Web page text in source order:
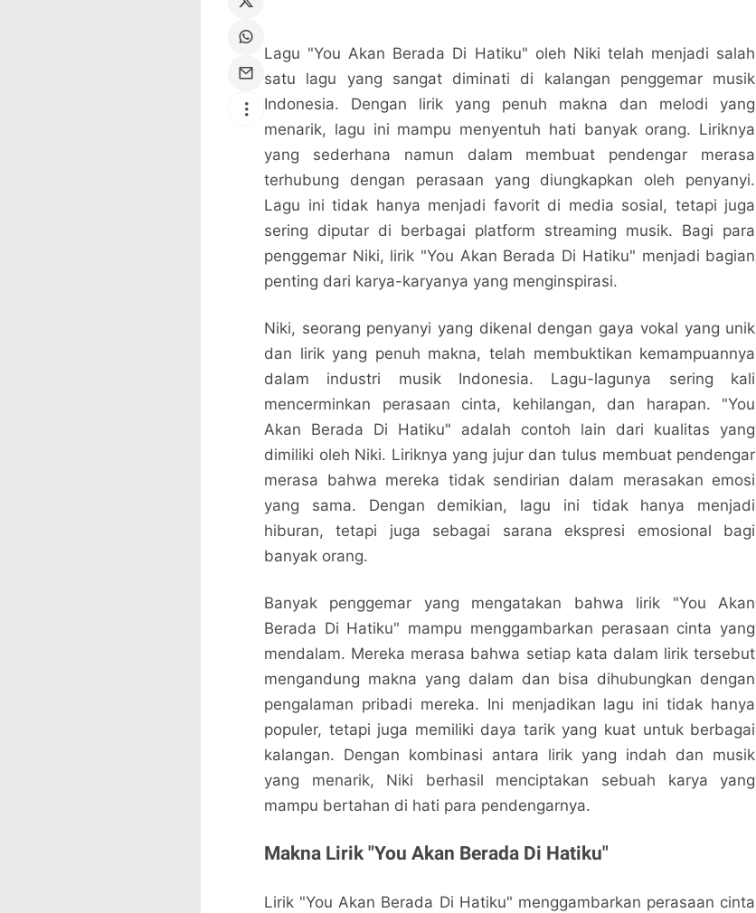
You Akan Berada Di Hatiku Niki Lirik
Nalarrakyat.com - Media Kritis
Bagikan ke media lain
Lagu "You Akan Berada Di Hatiku" oleh Niki telah menjadi salah
satu lagu yang sangat diminati di kalangan penggemar musik
Indonesia. Dengan lirik yang penuh makna dan melodi yang
menarik, lagu ini mampu menyentuh hati banyak orang. Liriknya
yang sederhana namun dalam membuat pendengar merasa
terhubung dengan perasaan yang diungkapkan oleh penyanyi.
Lagu ini tidak hanya menjadi favorit di media sosial, tetapi juga
sering diputar di berbagai platform streaming musik. Bagi para
penggemar Niki, lirik "You Akan Berada Di Hatiku" menjadi bagian
penting dari karya-karyanya yang menginspirasi.
Niki, seorang penyanyi yang dikenal dengan gaya vokal yang unik
dan lirik yang penuh makna, telah membuktikan kemampuannya
dalam industri musik Indonesia. Lagu-lagunya sering kali
mencerminkan perasaan cinta, kehilangan, dan harapan. "You
Akan Berada Di Hatiku" adalah contoh lain dari kualitas yang
dimiliki oleh Niki. Liriknya yang jujur dan tulus membuat pendengar
merasa bahwa mereka tidak sendirian dalam merasakan emosi
yang sama. Dengan demikian, lagu ini tidak hanya menjadi
hiburan, tetapi juga sebagai sarana ekspresi emosional bagi
banyak orang.
Banyak penggemar yang mengatakan bahwa lirik "You Akan
Berada Di Hatiku" mampu menggambarkan perasaan cinta yang
mendalam. Mereka merasa bahwa setiap kata dalam lirik tersebut
mengandung makna yang dalam dan bisa dihubungkan dengan
pengalaman pribadi mereka. Ini menjadikan lagu ini tidak hanya
populer, tetapi juga memiliki daya tarik yang kuat untuk berbagai
kalangan. Dengan kombinasi antara lirik yang indah dan musik
yang menarik, Niki berhasil menciptakan sebuah karya yang
mampu bertahan di hati para pendengarnya.
Makna Lirik "You Akan Berada Di Hatiku"
Lirik "You Akan Berada Di Hatiku" menggambarkan perasaan cinta
You Akan Berada Di Hatiku Niki Lirik
Nalarrakyat.com - Media Kritis
Bagikan ke media lain